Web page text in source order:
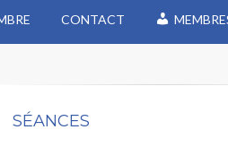
CONTACT
SÉANCES